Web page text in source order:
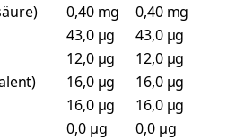
0,40 mg
0,40 mg
43,0 µg
43,0 µg
12,0 µg
12,0 µg
16,0 µg
16,0 µg
16,0 µg
16,0 µg
0,0 µg
0,0 µg